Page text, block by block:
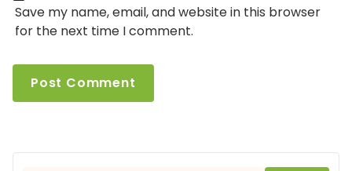
Save my name, email, and website in this browser
for the next time I comment.